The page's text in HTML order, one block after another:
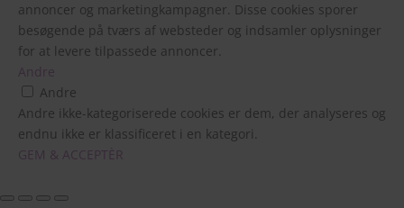
annoncer og marketingkampagner. Disse cookies sporer
besøgende på tværs af websteder og indsamler oplysninger
for at levere tilpassede annoncer.
Andre
Andre
Andre ikke-kategoriserede cookies er dem, der analyseres og
endnu ikke er klassificeret i en kategori.
GEM & ACCEPTÈR